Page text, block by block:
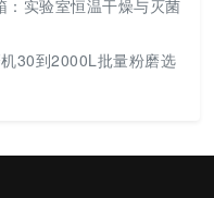
：实验室恒温干燥与灭菌
30到2000L批量粉磨选